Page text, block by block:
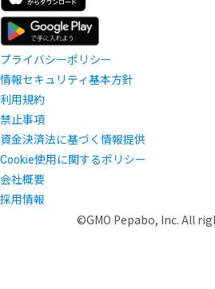
プライバシーポリシー
情報セキュリティ基本方針
利用規約
禁止事項
資金決済法に基づく情報提供
Cookie使用に関するポリシー
会社概要
採用情報
©GMO Pepabo, Inc. All